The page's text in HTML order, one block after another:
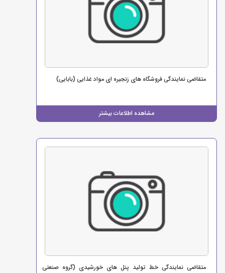
مشاهده اطلاعات بیشتر
متقاضی نمایندگی فروشگاه های زنجیره ای مواد غذایی (بابایی)
متقاضی نمایندگی خط تولید پنل های خورشیدی (گروه صنعتی